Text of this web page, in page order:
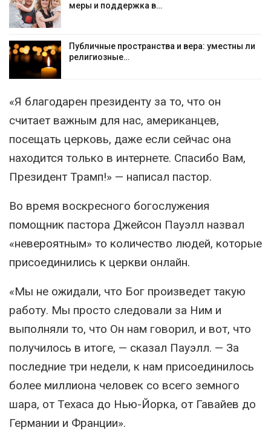
меры и поддержка в…
Публичные пространства и вера: уместны ли
религиозные…
«Я благодарен президенту за то, что он
считает важным для нас, американцев,
посещать церковь, даже если сейчас она
находится только в интернете. Спасибо Вам,
Президент Трамп!» — написал пастор.
Во время воскресного богослужения
помощник пастора Джейсон Пауэлл назвал
«невероятным» то количество людей, которые
присоединились к церкви онлайн.
«Мы не ожидали, что Бог произведет такую
работу. Мы просто следовали за Ним и
выполняли то, что Он нам говорил, и вот, что
получилось в итоге, — сказал Пауэлл. — За
последние три недели, к нам присоединилось
более миллиона человек со всего земного
шара, от Техаса до Нью-Йорка, от Гавайев до
Германии и Франции».